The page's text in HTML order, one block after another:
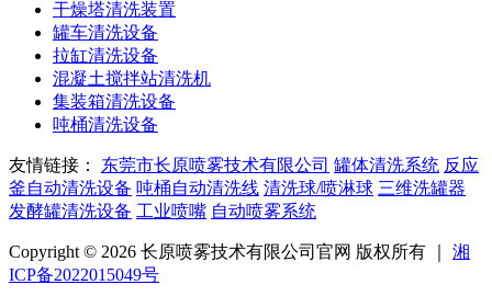
干燥塔清洗装置
罐车清洗设备
拉缸清洗设备
混凝土搅拌站清洗机
集装箱清洗设备
吨桶清洗设备
友情链接： 东莞市长原喷雾技术有限公司 罐体清洗系统 反应
釜自动清洗设备 吨桶自动清洗线 清洗球/喷淋球 三维洗罐器
发酵罐清洗设备 工业喷嘴 自动喷雾系统
Copyright © 2026 长原喷雾技术有限公司官网 版权所有 ｜ 湘
ICP备2022015049号